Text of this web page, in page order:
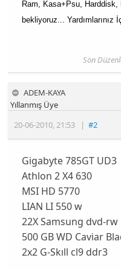
Ram, Kasa+Psu,
bekliyoruz... Yardımlarınız
Son
ADEM-KAYA
20-06-2010,21:53 |#2
Yıllanmış Üye
Gigabyte 785GT UD3
Athlon 2 X4 630
MSI HD 5770
LIAN LI 550 w
22X Samsung dvd-rw
500 GB WD Caviar
2x2 G-Skıll cl9 ddr3